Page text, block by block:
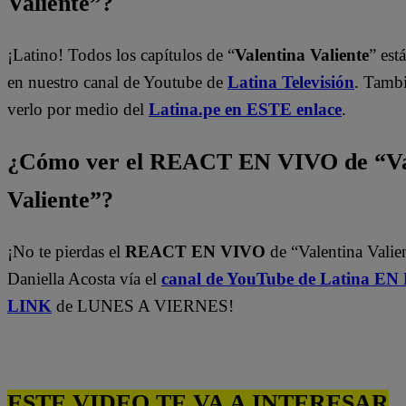
¡Latino! Todos los capítulos de “Valentina Valiente”
en nuestro canal de Youtube de Latina Televisión.
verlo por medio del Latina.pe en ESTE enlace.
¿Cómo ver el REACT EN VIVO de
Valiente”?
¡No te pierdas el REACT EN VIVO de “Valentina
Daniella Acosta vía el canal de YouTube de Latina EN
LINK de LUNES A VIERNES!